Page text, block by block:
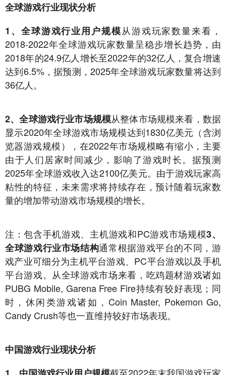
全球游戏行业现状分析
1、全球游戏行业用户规模从游戏玩家数量来看，
2018-2022年全球游戏玩家数量呈稳步增长趋势，由
2018年的24.9亿人增长至2022年的32亿人，复合增速
达到6.5%，据预测，2025年全球游戏玩家数量将达到
36亿人。
2、全球游戏行业市场规模从整体市场规模来看，数据
显示2020年全球游戏市场规模达到1830亿美元（含浏
览器游戏规模），在2022年市场规模略有缩小，主要
由于人们居家时间减少，影响了游戏时长。据预测
2025年全球游戏收入达2100亿美元。由于游戏玩家高
粘性的特征，未来需求将持续存在，预计随着玩家数
量的增加带动游戏市场规模的增长。
注：包含手机游戏、主机游戏和PC游戏市场规模3、
全球游戏行业市场结构通常根据游戏平台的不同，游
戏产业可细分为主机平台游戏、PC平台游戏以及手机
平台游戏。从全球游戏市场来看，吃鸡题材游戏诸如
PUBG Mobile, Garena Free Fire持续有较好表现；同
时，休闲类游戏诸如，Coin Master, Pokemon Go,
Candy Crush等也一直维持较好市场表现。
中国游戏行业现状分析